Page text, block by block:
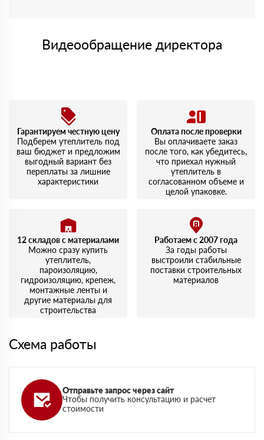
Видеообращение директора
Гарантируем честную цену
Подберем утеплитель под
ваш бюджет и предложим
выгодный вариант без
переплаты за лишние
характеристики
Оплата после проверки
Вы оплачиваете заказ
после того, как убедитесь,
что приехал нужный
утеплитель в
согласованном объеме и
целой упаковке.
12 складов с материалами
Можно сразу купить
утеплитель,
пароизоляцию,
гидроизоляцию, крепеж,
монтажные ленты и
другие материалы для
строительства
Работаем с 2007 года
За годы работы
выстроили стабильные
поставки строительных
материалов
Схема работы
Отправьте запрос через сайт
Чтобы получить консультацию и расчет
стоимости